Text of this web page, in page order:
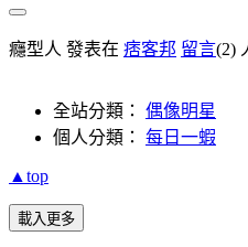
癮型人 發表在 痞客邦 留言(2)
全站分類： 偶像明星
個人分類： 每日一蝦
▲top
載入更多